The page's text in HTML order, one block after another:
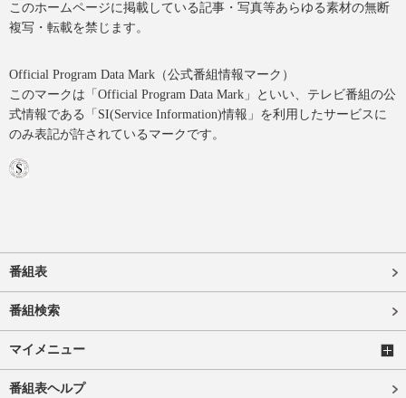
このホームページに掲載している記事・写真等あらゆる素材の無断
複写・転載を禁じます。
Official Program Data Mark（公式番組情報マーク）
このマークは「Official Program Data Mark」といい、テレビ番組の公
式情報である「SI(Service Information)情報」を利用したサービスに
のみ表記が許されているマークです。
番組表
番組検索
マイメニュー
番組表ヘルプ